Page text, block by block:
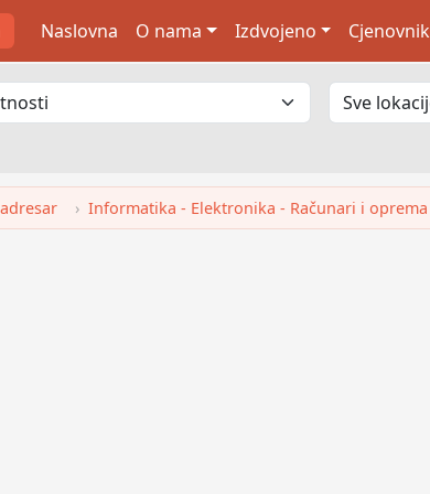
Naslovna O nama Izdvojeno Cjenovnik
Informatika - Elektronika - Računari i oprema